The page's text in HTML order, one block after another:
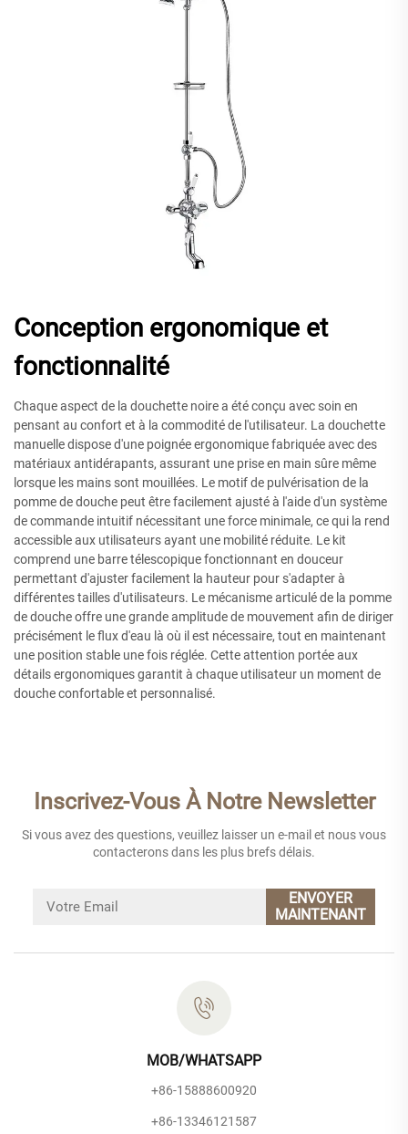
Conception ergonomique et
fonctionnalité
Chaque aspect de la douchette noire a été conçu avec soin en
pensant au confort et à la commodité de l'utilisateur. La douchette
manuelle dispose d'une poignée ergonomique fabriquée avec des
matériaux antidérapants, assurant une prise en main sûre même
lorsque les mains sont mouillées. Le motif de pulvérisation de la
pomme de douche peut être facilement ajusté à l'aide d'un système
de commande intuitif nécessitant une force minimale, ce qui la rend
accessible aux utilisateurs ayant une mobilité réduite. Le kit
comprend une barre télescopique fonctionnant en douceur
permettant d'ajuster facilement la hauteur pour s'adapter à
différentes tailles d'utilisateurs. Le mécanisme articulé de la pomme
de douche offre une grande amplitude de mouvement afin de diriger
précisément le flux d'eau là où il est nécessaire, tout en maintenant
une position stable une fois réglée. Cette attention portée aux
détails ergonomiques garantit à chaque utilisateur un moment de
douche confortable et personnalisé.
Inscrivez-Vous À Notre Newsletter
Si vous avez des questions, veuillez laisser un e-mail et nous vous
contacterons dans les plus brefs délais.
ENVOYER
MAINTENANT
MOB/WHATSAPP
+86-15888600920
+86-13346121587